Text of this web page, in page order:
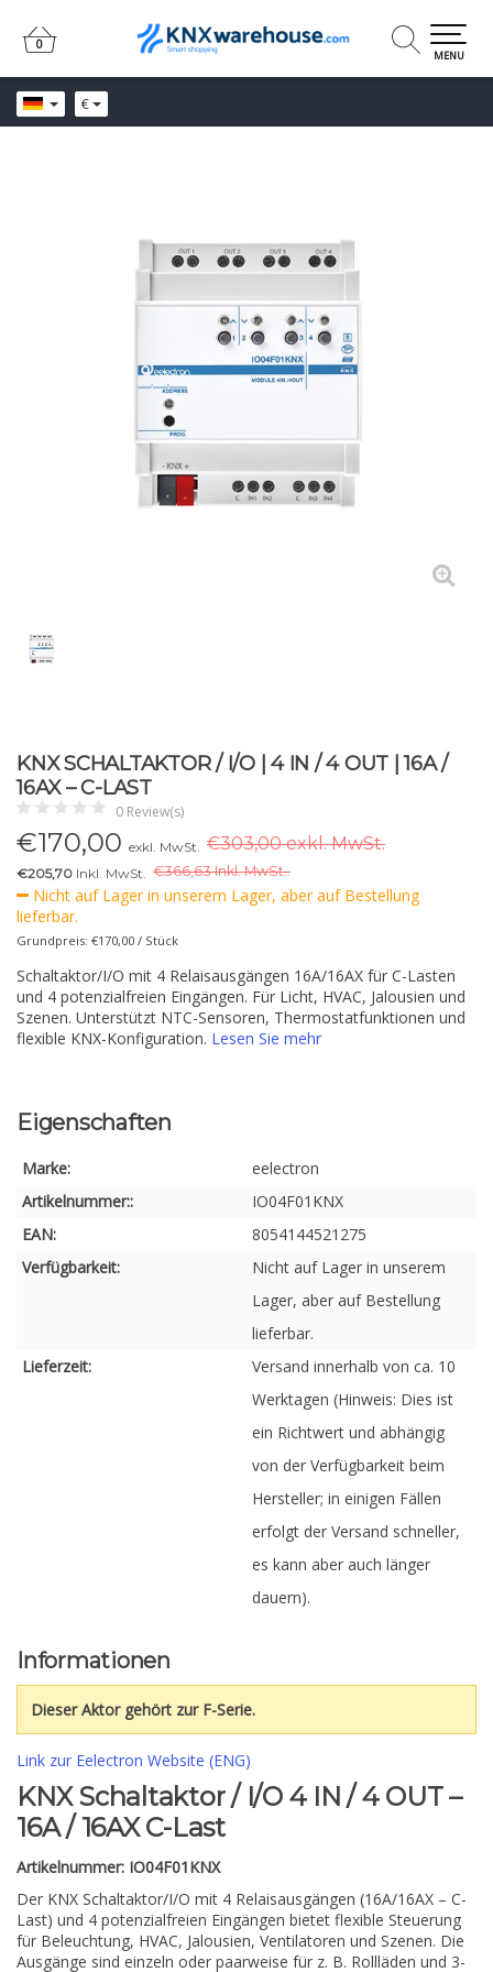
€
0
0
MENU
KNX SCHALTAKTOR / I/O | 4 IN / 4 OUT | 16A /
16AX – C-LAST
0 Review(s)
€170,00 exkl. MwSt. €303,00 exkl. MwSt.
€205,70 Inkl. MwSt. €366,63 Inkl. MwSt..
Nicht auf Lager in unserem Lager, aber auf Bestellung
lieferbar.
Grundpreis: €170,00 / Stück
Schaltaktor/I/O mit 4 Relaisausgängen 16A/16AX für C-Lasten
und 4 potenzialfreien Eingängen. Für Licht, HVAC, Jalousien und
Szenen. Unterstützt NTC-Sensoren, Thermostatfunktionen und
flexible KNX-Konfiguration. Lesen Sie mehr
Eigenschaften
Marke:
eelectron
Artikelnummer::
IO04F01KNX
EAN:
8054144521275
Verfügbarkeit:
Nicht auf Lager in unserem
Lager, aber auf Bestellung
lieferbar.
Lieferzeit:
Versand innerhalb von ca. 10
Werktagen (Hinweis: Dies ist
ein Richtwert und abhängig
von der Verfügbarkeit beim
Hersteller; in einigen Fällen
erfolgt der Versand schneller,
es kann aber auch länger
dauern).
Informationen
Dieser Aktor gehört zur F-Serie.
Link zur Eelectron Website (ENG)
KNX Schaltaktor / I/O 4 IN / 4 OUT –
16A / 16AX C-Last
Artikelnummer: IO04F01KNX
Der KNX Schaltaktor/I/O mit 4 Relaisausgängen (16A/16AX – C-
Last) und 4 potenzialfreien Eingängen bietet flexible Steuerung
für Beleuchtung, HVAC, Jalousien, Ventilatoren und Szenen. Die
Ausgänge sind einzeln oder paarweise für z. B. Rollläden und 3-